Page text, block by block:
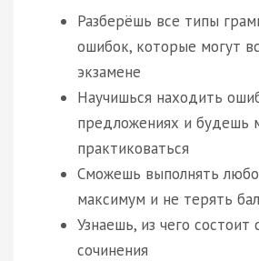
Разберёшь все типы
ошибок, которые могут
экзамене
Научишься находить
предложениях и будешь
практиковаться
Сможешь выполнять
максимум и не терять
Узнаешь, из чего состоит
сочинения